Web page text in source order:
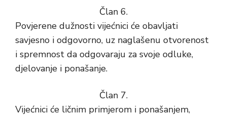
Član 6.
Povjerene dužnosti vijećnici će obavljati
savjesno i odgovorno, uz naglašenu otvorenost
i spremnost da odgovaraju za svoje odluke,
djelovanje i ponašanje.
Član 7.
Vijećnici će ličnim primjerom i ponašanjem,